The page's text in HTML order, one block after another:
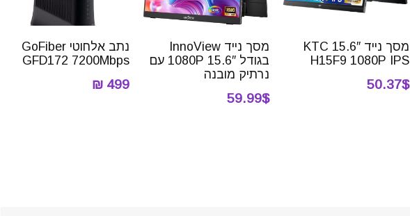
מסך נייד 15.6″ KTC
H15F9 1080P IPS
50.37$
מסך נייד InnoView
בגודל 15.6″ 1080P עם
נרתיק מובנה
59.99$
נתב אלחוטי ‏GoFiber
GFD172 7200Mbps
499 ₪